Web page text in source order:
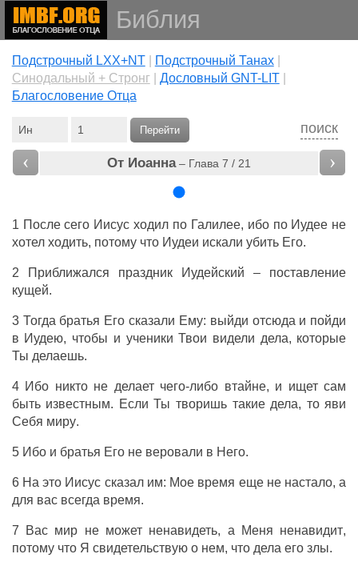
Библия
Подстрочный LXX+NT| Подстрочный Танах|
Cинодальный + Стронг| Дословный GNT-LIT|
Благословение Отца
поиск
Перейти
‹ От Иоанна– Глава 7 / 21 ›
1 После сего Иисус ходил по Галилее, ибо по Иудее не
хотел ходить, потому что Иудеи искали убить Его.
2 Приближался праздник Иудейский – поставление
кущей.
3 Тогда братья Его сказали Ему: выйди отсюда и пойди
в Иудею, чтобы и ученики Твои видели дела, которые
Ты делаешь.
4 Ибо никтоне делает чего-либо втайне, и ищет сам
быть известным. Если Тытворишь такие дела, то яви
Себя миру.
5 Ибо и братья Его не веровали в Него.
6 На это Иисус сказал им: Мое время еще не настало,а
для вас всегда время.
7 Вас мир не может ненавидеть, а Меня ненавидит,
потому что Я свидетельствую о нем, что дела его злы.